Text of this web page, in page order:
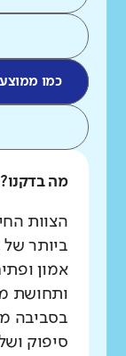
כמו
מה בדקנו?
הצוות
ביותר
אמון
ותחושת
בסביבה
סיפוק